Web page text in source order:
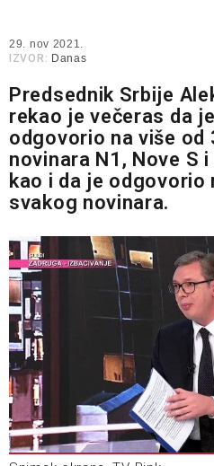
29. nov 2021.
IZVOR: Danas
Predsednik Srbije
rekao je večeras da
odgovorio na više od
novinara N1, Nove S
kao i da je odgovorio
svakog novinara.